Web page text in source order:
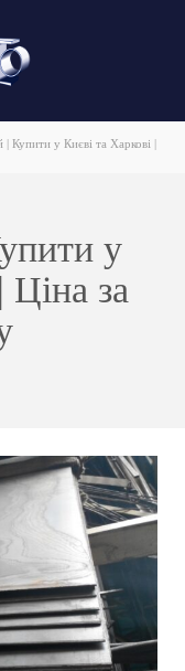
| Купити у Києві та Харкові |
у
Ціна за